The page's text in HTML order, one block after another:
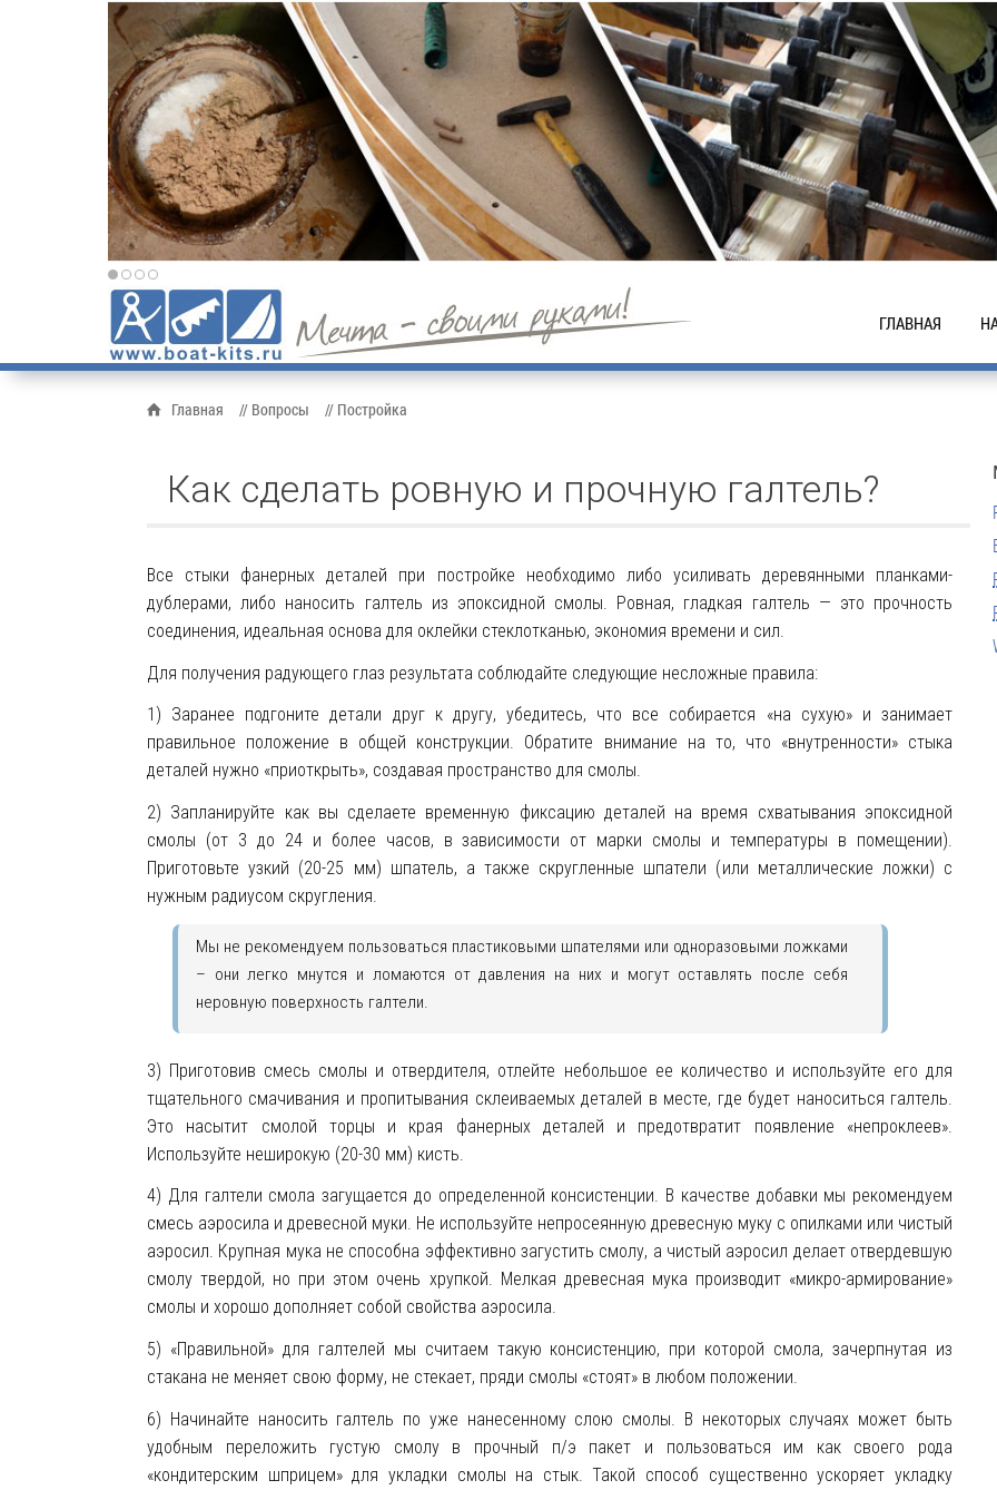
ГЛАВНАЯ
Главная // Вопросы // Постройка
Как сделать ровную и прочную галтель?
Все стыки фанерных деталей при постройке необходимо либо усиливать деревянными планками-
дублерами, либо наносить галтель из эпоксидной смолы. Ровная, гладкая галтель — это прочность
соединения, идеальная основа для оклейки стеклотканью, экономия времени и сил.
Для получения радующего глаз результата соблюдайте следующие несложные правила:
1) Заранее подгоните детали друг к другу, убедитесь, что все собирается «на сухую» и занимает
правильное положение в общей конструкции. Обратите внимание на то, что «внутренности» стыка
деталей нужно «приоткрыть», создавая пространство для смолы.
2) Запланируйте как вы сделаете временную фиксацию деталей на время схватывания эпоксидной
смолы (от 3 до 24 и более часов, в зависимости от марки смолы и температуры в помещении).
Приготовьте узкий (20-25 мм) шпатель, а также скругленные шпатели (или металлические ложки) с
нужным радиусом скругления.
Мы не рекомендуем пользоваться пластиковыми шпателями или одноразовыми ложками
– они легко мнутся и ломаются от давления на них и могут оставлять после себя
неровную поверхность галтели.
3) Приготовив смесь смолы и отвердителя, отлейте небольшое ее количество и используйте его для
тщательного смачивания и пропитывания склеиваемых деталей в месте, где будет наноситься галтель.
Это насытит смолой торцы и края фанерных деталей и предотвратит появление «непроклеев».
Используйте неширокую (20-30 мм) кисть.
4) Для галтели смола загущается до определенной консистенции. В качестве добавки мы рекомендуем
смесь аэросила и древесной муки. Не используйте непросеянную древесную муку с опилками или чистый
аэросил. Крупная мука не способна эффективно загустить смолу, а чистый аэросил делает отвердевшую
смолу твердой, но при этом очень хрупкой. Мелкая древесная мука производит «микро-армирование»
смолы и хорошо дополняет собой свойства аэросила.
5) «Правильной» для галтелей мы считаем такую консистенцию, при которой смола, зачерпнутая из
стакана не меняет свою форму, не стекает, пряди смолы «стоят» в любом положении.
6) Начинайте наносить галтель по уже нанесенному слою смолы. В некоторых случаях может быть
удобным переложить густую смолу в прочный п/э пакет и пользоваться им как своего рода
«кондитерским шприцем» для укладки смолы на стык. Такой способ существенно ускоряет укладку